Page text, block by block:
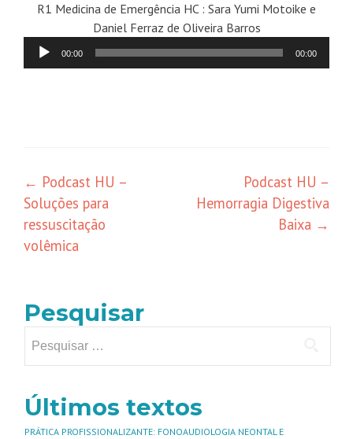
R1 Medicina de Emergência HC : Sara Yumi Motoike e
Daniel Ferraz de Oliveira Barros
Tocador
de
00:00 00:00
← Podcast HU –
Soluções para
ressuscitação
volêmica
Podcast HU –
Hemorragia Digestiva
Baixa →
Pesquisar
Últimos textos
PRÁTICA PROFISSIONALIZANTE: FONOAUDIOLOGIA NEONTAL E